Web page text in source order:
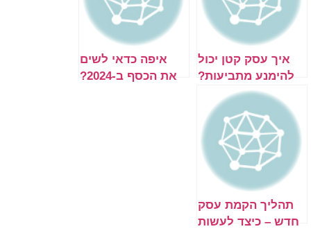
איך עסק קטן יכול
להימנע מתביעות?
איפה כדאי לשים
את הכסף ב-2024?
תהליך הקמת עסק
חדש – כיצד לעשות